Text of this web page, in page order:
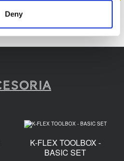
Deny
K-FLEX TOOLBOX -
BASIC SET